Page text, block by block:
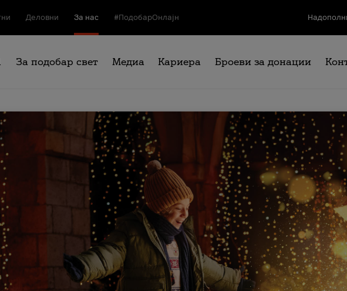
Деловни За нас #ПодобарОнлајн
За подобар свет Медиа Кариера Броеви за донации